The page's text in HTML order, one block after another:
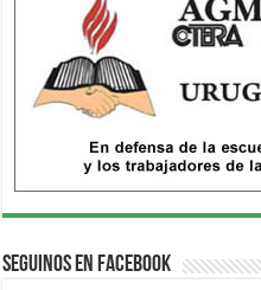
Seguinos en Facebook